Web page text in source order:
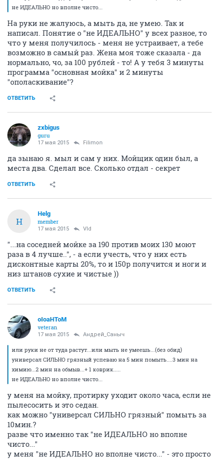
не ИДЕАЛЬНО но вполне чисто...
На руки не жалуюсь, а мыть да, не умею. Так и
написал. Понятие о "не ИДЕАЛЬНО" у всех разное, то
что у меня получилось - меня не устраивает, а тебе
возможно в самый раз. Жена моя тоже сказала - да
нормально, чо, за 100 рублей - то! А у тебя 3 минуты
программа "основная мойка" и 2 минуты
"ополаскивание"?
ОТВЕТИТЬ
zxbigus
guru
17 мая 2015 Filimon
да зынаю я. мыл и сам у них. Мойщик один был, а
места два. Сделал все. Сколько отдал - секрет
ОТВЕТИТЬ
H
Helg
member
17 мая 2015 Vld
"...на соседней мойке за 190 против моих 130 моют
раза в 4 лучше..", - а если учесть, что у них есть
дисконтные карты 20%, то и 150р получится и ноги и
низ штанов сухие и чистые ))
ОТВЕТИТЬ
oIoaHToM
veteran
17 мая 2015 Андрей_Саныч
или руки не от туда растут...или мыть не умеешь...(без обид)
универсал СИЛЬНО грязный успеваю на 5 мин помыть....3 мин на
химию...2 мин на обмыв...+ 1 коврик.....
не ИДЕАЛЬНО но вполне чисто...
у меня на мойку, протирку уходит около часа, если не
пылесосить и это седан.
как можно "универсал СИЛЬНО грязный" помыть за
10мин.?
разве что именно так "не ИДЕАЛЬНО но вполне
чисто..."
у меня "не ИДЕАЛЬНО но вполне чисто..." - это просто